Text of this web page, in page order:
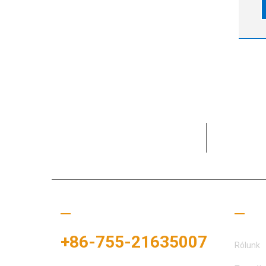
+86-755-21635007 Rólunk